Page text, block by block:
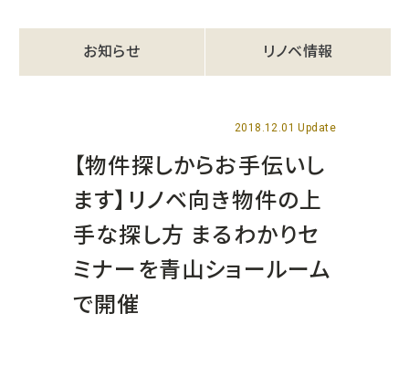
お知らせ リノベ情報
2018.12.01 Update
【物件探しからお手伝いし
ます】リノベ向き物件の上
手な探し方 まるわかりセ
ミナーを青山ショールーム
で開催